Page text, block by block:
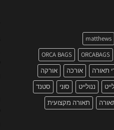
matthews
ORCABAGS
ORCA BAGS
תאורה אורכה
אורקה
ננולייט סוני
סטנד
תאורה מקצועית